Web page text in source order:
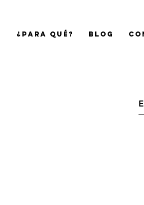
¿Para qué? Blog